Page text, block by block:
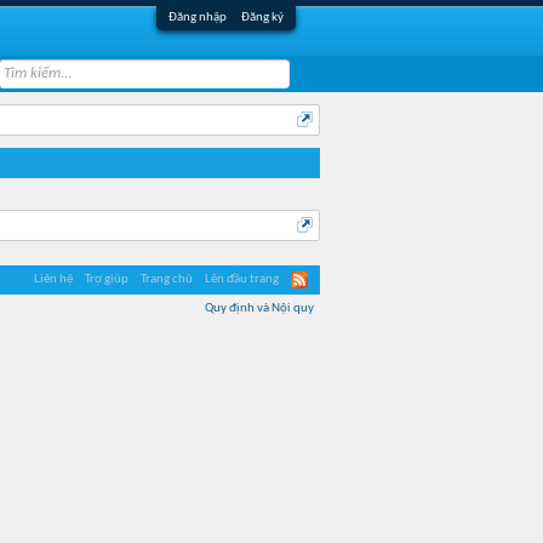
Đăng nhập Đăng ký
Liên hệ Trợ giúp Trang chủ Lên đầu trang
Quy định và Nội quy